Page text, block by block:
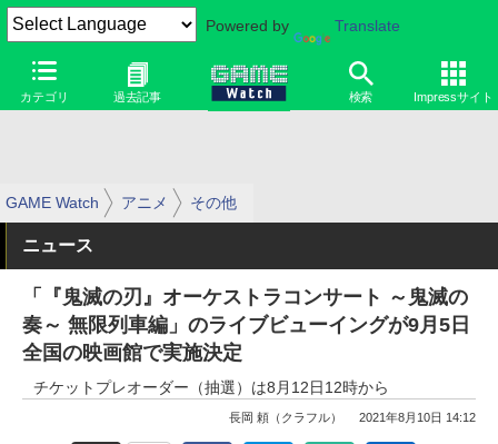
Powered by Translate
カテゴリ 過去記事 検索 Impressサイト
GAME Watch アニメ その他
ニュース
「『鬼滅の刃』オーケストラコンサート ～鬼滅の
奏～ 無限列車編」のライブビューイングが9月5日
全国の映画館で実施決定
チケットプレオーダー（抽選）は8月12日12時から
長岡 頼（クラフル） 2021年8月10日 14:12